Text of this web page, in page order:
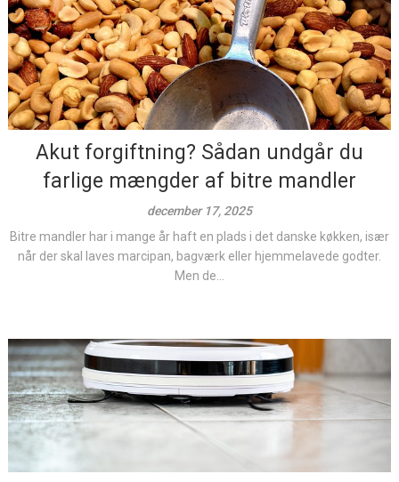
Akut forgiftning? Sådan undgår du
farlige mængder af bitre mandler
december 17, 2025
Bitre mandler har i mange år haft en plads i det danske køkken, især
når der skal laves marcipan, bagværk eller hjemmelavede godter.
Men de...